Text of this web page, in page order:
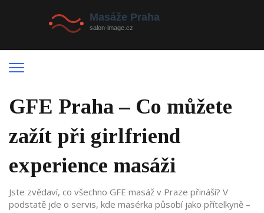
GFE Praha – Co můžete
zažít při girlfriend
experience masáži
Jste zvědaví, co všechno GFE masáž v Praze přináší? V
podstatě jde o servis, kde masérka působí jako přítelkyně –